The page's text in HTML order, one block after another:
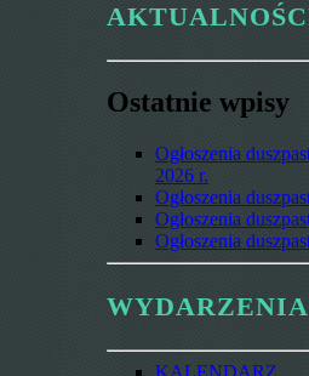
Ostatnie wpisy
Ogłoszenia
2026 r.
Ogłoszenia
Ogłoszenia
Ogłoszenia
WYDARZENIA
KALENDARZ